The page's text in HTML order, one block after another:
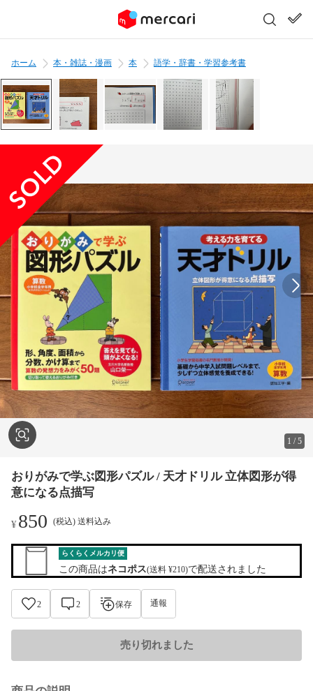
ホーム 本・雑誌・漫画 本 語学・辞書・学習参考書
1 /5
おりがみで学ぶ図形パズル / 天才ドリル 立体図形が得
意になる点描写
¥850 (税込) 送料込み
らくらくメルカリ便
この商品はネコポス(送料 ¥210)で配送されました
2 2 保存 通報
売り切れました